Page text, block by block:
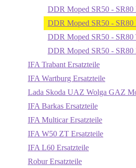
DDR Moped SR50 -
DDR Moped SR50 - SR80
DDR Moped SR50 - SR80
DDR Moped SR50 - SR80
IFA Trabant Ersatzteile
IFA Wartburg Ersatzteile
Lada Skoda UAZ Wolga GAZ
IFA Barkas Ersatzteile
IFA Multicar Ersatzteile
IFA W50 ZT Ersatzteile
IFA L60 Ersatzteile
Robur Ersatzteile